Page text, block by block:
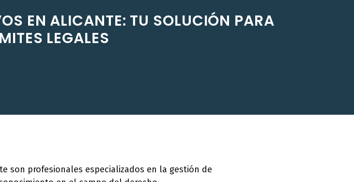
EN ALICANTE: TU SOLUCIÓN PARA
LEGALES
son profesionales especializados en la gestión de